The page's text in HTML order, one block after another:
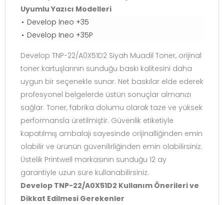
Uyumlu Yazıcı Modelleri
Develop Ineo +35
Develop Ineo +35P
Develop TNP-22/A0X51D2 Siyah Muadil Toner, orijinal
toner kartuşlarının sunduğu baskı kalitesini daha
uygun bir seçenekle sunar. Net baskılar elde ederek
profesyonel belgelerde üstün sonuçlar almanızı
sağlar. Toner, fabrika dolumu olarak taze ve yüksek
performansla üretilmiştir. Güvenlik etiketiyle
kapatılmış ambalajı sayesinde orijinalliğinden emin
olabilir ve ürünün güvenilirliğinden emin olabilirsiniz.
Üstelik Printwell markasının sunduğu 12 ay
garantiyle uzun süre kullanabilirsiniz.
Develop TNP-22/A0X51D2 Kullanım Önerileri ve
Dikkat Edilmesi Gerekenler